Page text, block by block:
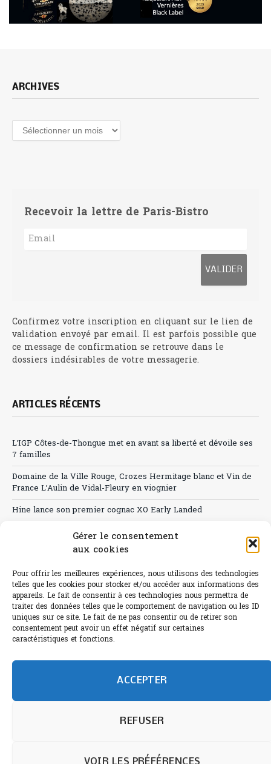
Gérer le consentement
aux cookies
Pour offrir les meilleures expériences, nous utilisons des technologies
telles que les cookies pour stocker et/ou accéder aux informations des
appareils. Le fait de consentir à ces technologies nous permettra de
traiter des données telles que le comportement de navigation ou les ID
uniques sur ce site. Le fait de ne pas consentir ou de retirer son
consentement peut avoir un effet négatif sur certaines
caractéristiques et fonctions.
ACCEPTER
REFUSER
VOIR LES PRÉFÉRENCES
ARCHIVES
Archives
Recevoir la lettre de Paris-Bistro
Confirmez votre inscription en cliquant sur le lien de
validation envoyé par email. Il est parfois possible que
ce message de confirmation se retrouve dans le
dossiers indésirables de votre messagerie.
ARTICLES RÉCENTS
L’IGP Côtes-de-Thongue met en avant sa liberté et dévoile ses
7 familles
Domaine de la Ville Rouge, Crozes Hermitage blanc et Vin de
France L’Aulin de Vidal-Fleury en viognier
Hine lance son premier cognac XO Early Landed
Canicule : A quand le CHR à « l’heure espagnole » ?
Sélection de rosés 2026
L'abus d'alcool est dangereux pour la santé.
humain et 0% IA de Paris Bistro Editions - SARL de Presse -
Informations légales etRGPD